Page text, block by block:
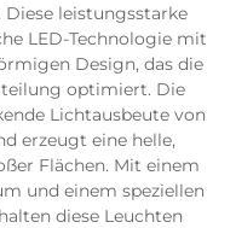
leistungsstarke
LED-Technologie mit
Design, das die
optimiert. Die
Lichtausbeute von
erzeugt eine helle,
Flächen. Mit einem
und einem speziellen
diese Leuchten